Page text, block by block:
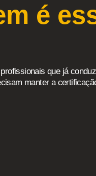
é
que já
manter a